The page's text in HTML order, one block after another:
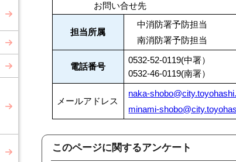
お問い合せ
担当所属
中消防署予防担当
南消防署予防担当
電話番号
0532-52-0119(中署）
0532-46-0119(南署）
メールアドレス
naka-
minami-
このページに関するアンケート